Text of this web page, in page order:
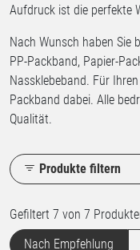
Aufdruck ist die perfekte
Nach Wunsch haben Sie
PP-Packband, Papier-
Nassklebeband. Für
Packband dabei. Alle
Qualität.
Produkte filtern
Gefiltert 7 von 7
Nach Empfehlung